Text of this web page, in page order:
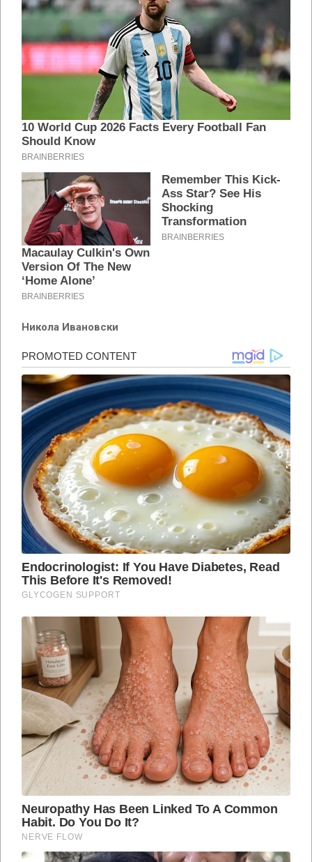
Никола Ивановски